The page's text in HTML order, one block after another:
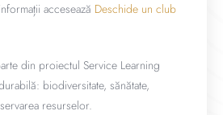
accesează Deschide un club
din proiectul Service Learning
biodiversitate, sănătate,
resurselor.